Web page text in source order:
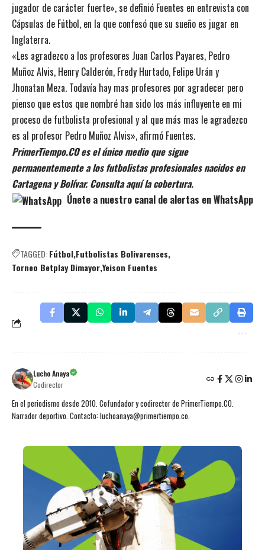
jugador de carácter fuerte», se definió Fuentes en entrevista con
Cápsulas de Fútbol, en la que confesó que su sueño es jugar en
Inglaterra.
«Les agradezco a los profesores Juan Carlos Payares, Pedro
Muñoz Alvis, Henry Calderón, Fredy Hurtado, Felipe Urán y
Jhonatan Meza. Todavía hay mas profesores por agradecer pero
pienso que estos que nombré han sido los más influyente en mi
proceso de futbolista profesional y al que más mas le agradezco
es al profesor Pedro Muñoz Alvis», afirmó Fuentes.
PrimerTiempo.CO es el único medio que sigue
permanentemente a los futbolistas profesionales nacidos en
Cartagena y Bolívar. Consulta aquí la cobertura.
Únete a nuestro canal de alertas en WhatsApp
TAGGED:Fútbol Futbolistas Bolivarenses
Torneo Betplay DimayorYeison Fuentes
Lucho Anaya
Codirector
En el periodismo desde 2010. Cofundador y codirector de PrimerTiempo.CO.
Narrador deportivo. Contacto: luchoanaya@primertiempo.co.